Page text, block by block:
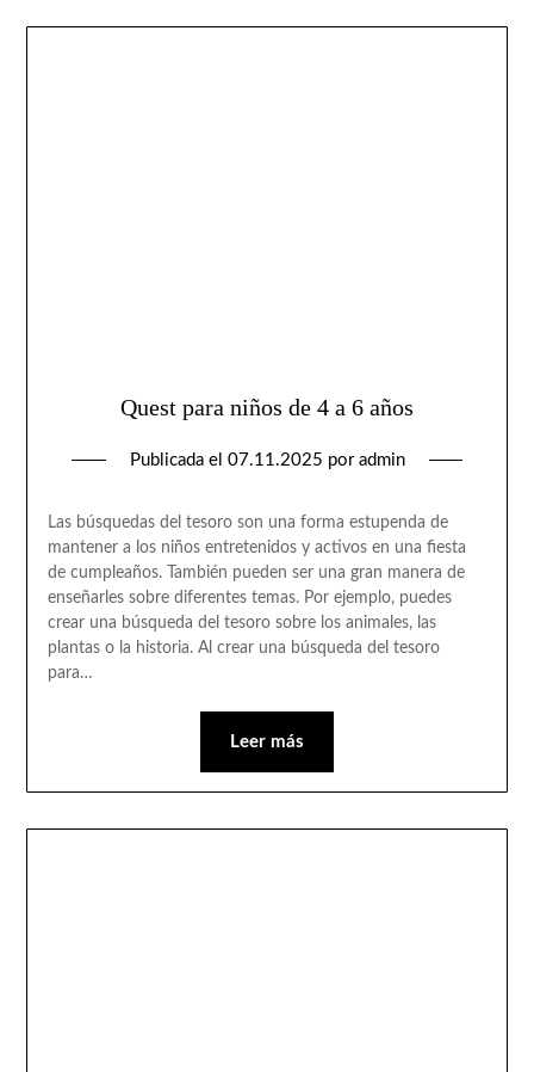
Quest para niños de 4 a 6 años
Publicada el 07.11.2025 por admin
Las búsquedas del tesoro son una forma estupenda de
mantener a los niños entretenidos y activos en una fiesta
de cumpleaños. También pueden ser una gran manera de
enseñarles sobre diferentes temas. Por ejemplo, puedes
crear una búsqueda del tesoro sobre los animales, las
plantas o la historia. Al crear una búsqueda del tesoro
para…
Leer más